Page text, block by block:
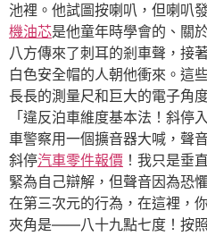
池裡。他試圖按喇叭，但喇叭
機油芯是他童年時學會的、關
八方傳來了刺耳的剎車聲，接
白色安全帽的人朝他衝來。這
長長的測量尺和巨大的電子角
「違反泊車維度基本法！斜停
車警察用一個擴音器大喊，聲
斜停汽車零件報價 ！我只是垂
緊為自己辯解，但聲音因為恐
在第三次元的行為，在這裡，
夾角是——八十九點七度！按